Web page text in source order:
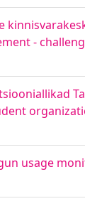
-
usage